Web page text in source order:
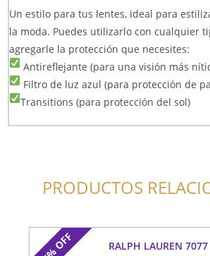
Un estilo para tus lentes, ideal para
la moda. Puedes utilizarlo con cualquier
agregarle la protección que necesites:
Antireflejante (para una visión más
Filtro de luz azul (para protección de
Transitions (para protección del sol)
PRODUCTOS
OFF RALPH LAUREN 7077